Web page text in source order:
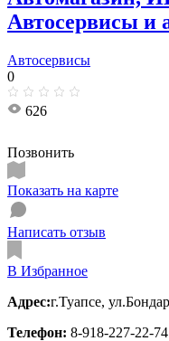
Автосервисы и
Автосервисы
0
626
Позвонить
Показать на карте
Написать отзыв
В Избранное
Адрес:г.Туапсе,
Телефон: 8-918-227-22-74